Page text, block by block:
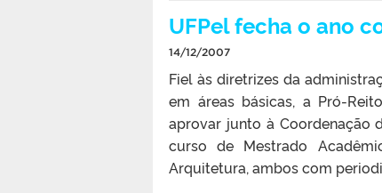
UFPel fecha o ano
14/12/2007
Fiel às diretrizes da
em áreas básicas, a Pró-
aprovar junto à Coordenação
curso de Mestrado
Arquitetura, ambos com